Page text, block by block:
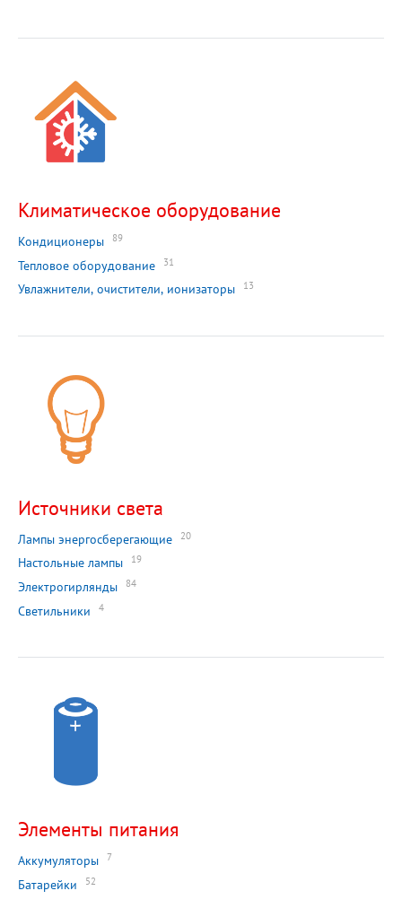
Климатическое оборудование
Кондиционеры 89
Тепловое оборудование 31
Увлажнители, очистители, ионизаторы 13
Источники света
Лампы энергосберегающие 20
Настольные лампы 19
Электрогирлянды 84
Светильники 4
Элементы питания
Аккумуляторы 7
Батарейки 52